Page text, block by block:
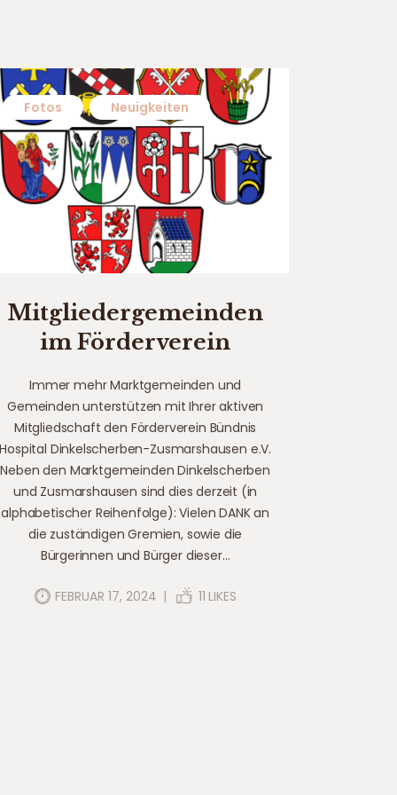
Fotos , Neuigkeiten
Mitgliedergemeinden
im Förderverein
Immer mehr Marktgemeinden und
Gemeinden unterstützen mit Ihrer aktiven
Mitgliedschaft den Förderverein Bündnis
Hospital Dinkelscherben-Zusmarshausen e.V.
Neben den Marktgemeinden Dinkelscherben
und Zusmarshausen sind dies derzeit (in
alphabetischer Reihenfolge): Vielen DANK an
die zuständigen Gremien, sowie die
Bürgerinnen und Bürger dieser…
FEBRUAR 17, 2024 11 LIKES